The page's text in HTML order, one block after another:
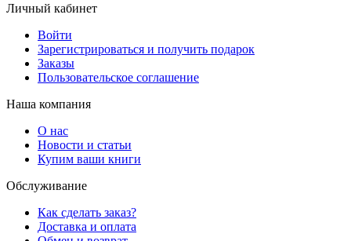
Личный кабинет
Войти
Зарегистрироваться и получить подарок
Заказы
Пользовательское соглашение
Наша компания
О нас
Новости и статьи
Купим ваши книги
Обслуживание
Как сделать заказ?
Доставка и оплата